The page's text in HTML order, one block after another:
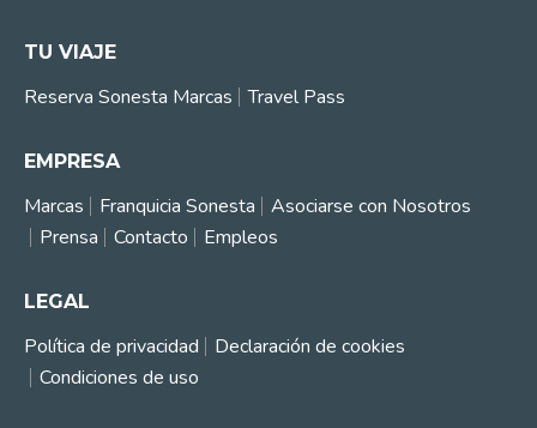
TU VIAJE
Reserva Sonesta Marcas Travel Pass
EMPRESA
Marcas Franquicia Sonesta
Asociarse con Nosotros
Prensa
Contacto Empleos
LEGAL
Política de privacidad
Declaración de cookies
Condiciones de uso